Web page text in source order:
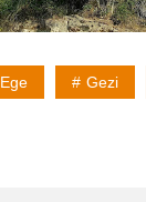
Ege Gezi